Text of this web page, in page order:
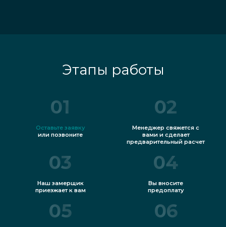
Этапы работы
01
Оставьте заявку
или позвоните
02
Менеджер свяжется с
вами и сделает
предварительный расчет
03
Наш замерщик
приезжает к вам
04
Вы вносите
предоплату
05 06